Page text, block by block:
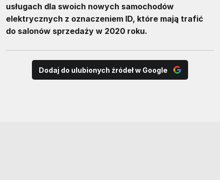
usługach dla swoich nowych samochodów
elektrycznych z oznaczeniem ID, które mają trafić
do salonów sprzedaży w 2020 roku.
Dodaj do ulubionych źródeł w Google